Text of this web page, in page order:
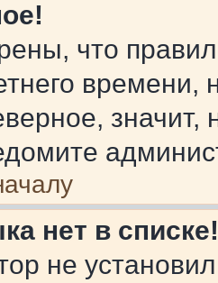
что
значит,
нет в списке!
не